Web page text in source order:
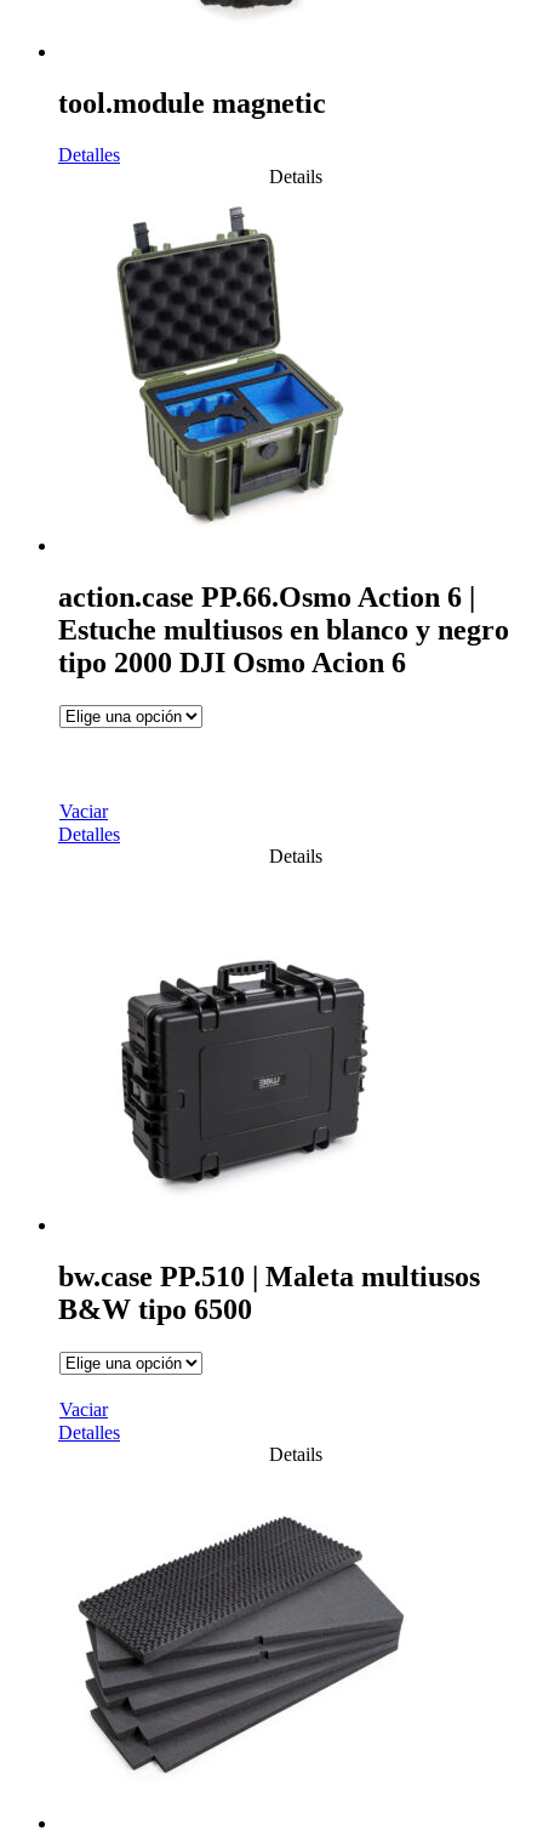
tool.module magnetic
Detalles
Details
action.case PP.66.Osmo Action 6 |
Estuche multiusos en blanco y negro
tipo 2000 DJI Osmo Acion 6
Vaciar
Detalles
Details
bw.case PP.510 | Maleta multiusos
B&W tipo 6500
Vaciar
Detalles
Details